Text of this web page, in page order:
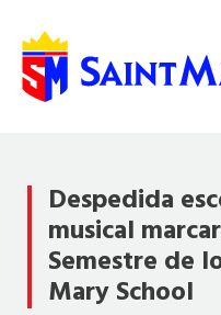
contenido
Despedida
musical
Semestre de
Mary School